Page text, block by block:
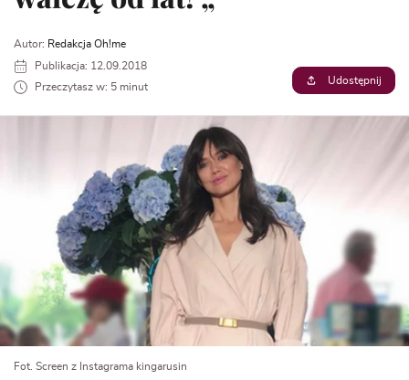
Autor: Redakcja Oh!me
Publikacja: 12.09.2018
Przeczytasz w: 5 minut
Udostępnij
Fot. Screen z Instagrama kingarusin